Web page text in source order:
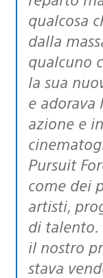
qualcosa
dalla
qualcuno
la sua
e adorava
azione e
Pursuit
come dei
artisti,
di talento.
il nostro
stava